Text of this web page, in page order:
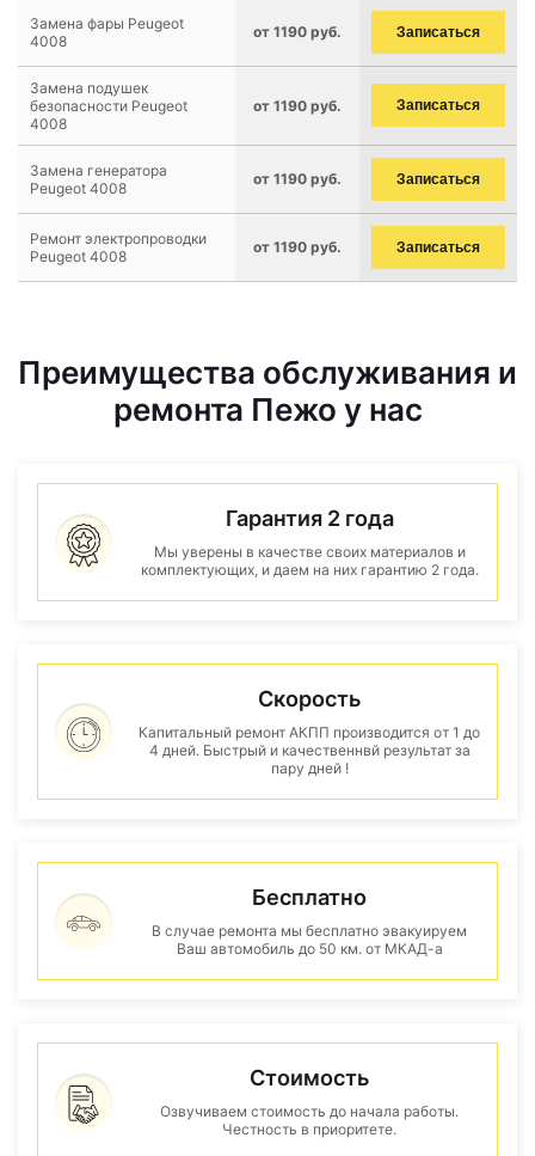
Замена фары Peugeot
4008
от 1190 руб. Записаться
Замена подушек
безопасности Peugeot
4008
от 1190 руб. Записаться
Замена генератора
Peugeot 4008
от 1190 руб. Записаться
Ремонт электропроводки
Peugeot 4008
от 1190 руб. Записаться
Преимущества обслуживания и
ремонта Пежо у нас
Гарантия 2 года
Мы уверены в качестве своих материалов и
комплектующих, и даем на них гарантию 2 года.
Скорость
Капитальный ремонт АКПП производится от 1 до
4 дней. Быстрый и качественнвй результат за
пару дней !
Бесплатно
В случае ремонта мы бесплатно эвакуируем
Ваш автомобиль до 50 км. от МКАД-а
Стоимость
Озвучиваем стоимость до начала работы.
Честность в приоритете.